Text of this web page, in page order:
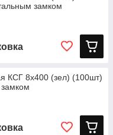
замком
КСГ 8х400 (зел) (100шт)